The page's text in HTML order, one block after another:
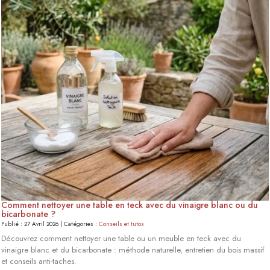
Comment nettoyer une table en teck avec du vinaigre blanc ou du
bicarbonate ?
Publié : 27 Avril 2026 | Catégories : Conseils et tutos
Découvrez comment nettoyer une table ou un meuble en teck avec du
vinaigre blanc et du bicarbonate : méthode naturelle, entretien du bois massif
et conseils anti-taches.